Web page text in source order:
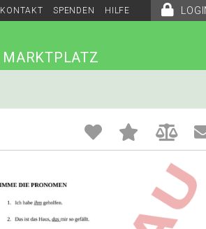
KONTAKT SPENDEN HILFE
MARKTPLATZ